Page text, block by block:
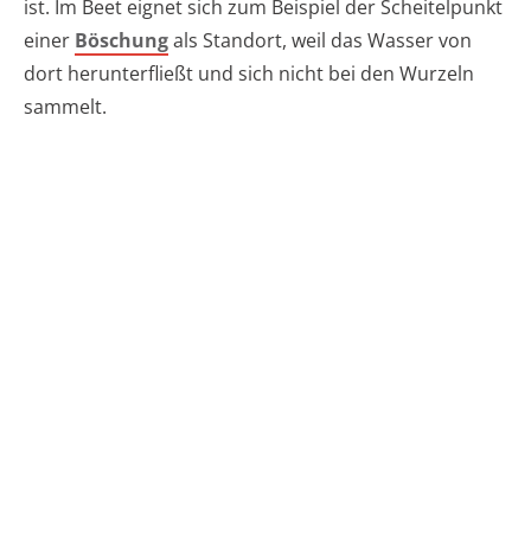
ist. Im Beet eignet sich zum Beispiel der Scheitelpunkt
einer Böschungals Standort, weil das Wasser von
dort herunterfließt und sich nicht bei den Wurzeln
sammelt.